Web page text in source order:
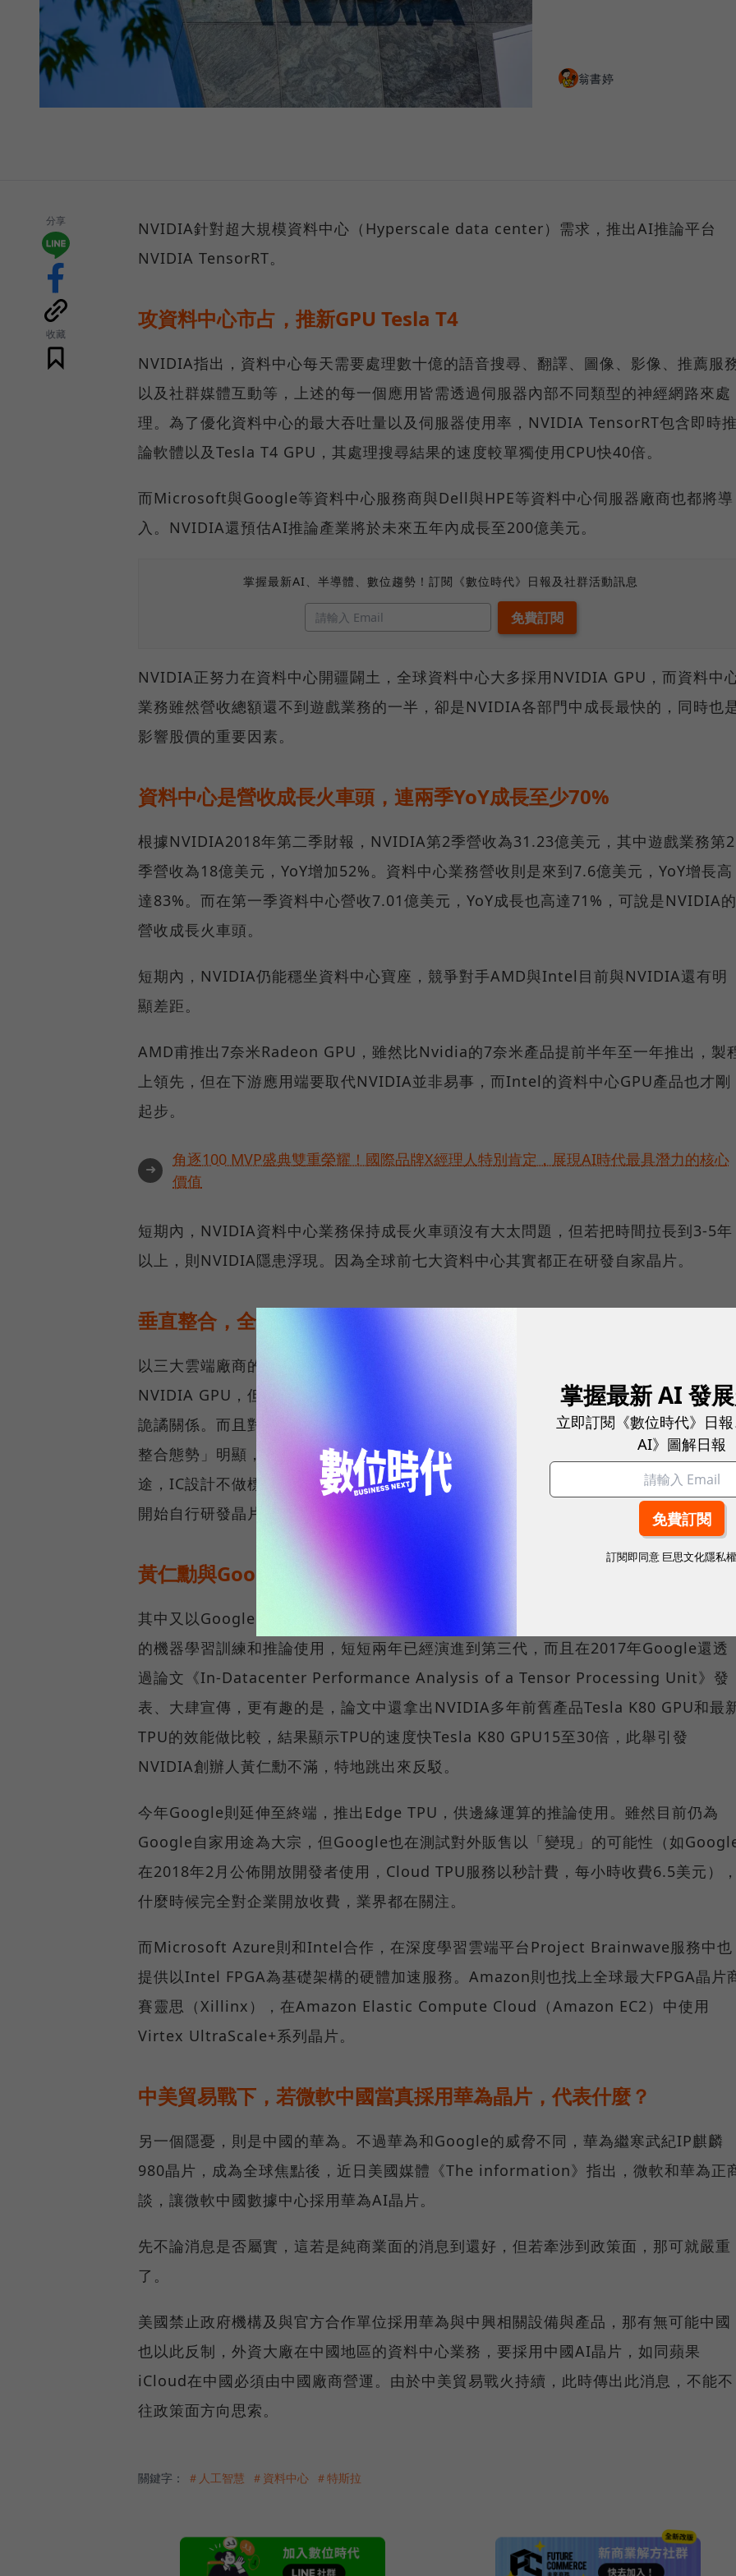
翁書婷
分享
收藏
NVIDIA針對超大規模資料中心（Hyperscale data center）需求，推出AI推論平台
NVIDIA TensorRT。
攻資料中心市占，推新GPU Tesla T4
NVIDIA指出，資料中心每天需要處理數十億的語音搜尋、翻譯、圖像、影像、推薦服
以及社群媒體互動等，上述的每一個應用皆需透過伺服器內部不同類型的神經網路來處
理。為了優化資料中心的最大吞吐量以及伺服器使用率，NVIDIA TensorRT包含即時
論軟體以及Tesla T4 GPU，其處理搜尋結果的速度較單獨使用CPU快40倍。
而Microsoft與Google等資料中心服務商與Dell與HPE等資料中心伺服器廠商也都將導
入。NVIDIA還預估AI推論產業將於未來五年內成長至200億美元。
掌握最新AI、半導體、數位趨勢！訂閱《數位時代》日報及社群活動訊息
NVIDIA正努力在資料中心開疆闢土，全球資料中心大多採用NVIDIA GPU，而資料中
業務雖然營收總額還不到遊戲業務的一半，卻是NVIDIA各部門中成長最快的，同時也
影響股價的重要因素。
資料中心是營收成長火車頭，連兩季YoY成長至少70%
根據NVIDIA2018年第二季財報，NVIDIA第2季營收為31.23億美元，其中遊戲業務第2
季營收為18億美元，YoY增加52%。資料中心業務營收則是來到7.6億美元，YoY增長高
達83%。而在第一季資料中心營收7.01億美元，YoY成長也高達71%，可說是NVIDIA的
營收成長火車頭。
短期內，NVIDIA仍能穩坐資料中心寶座，競爭對手AMD與Intel目前與NVIDIA還有明
顯差距。
AMD甫推出7奈米Radeon GPU，雖然比Nvidia的7奈米產品提前半年至一年推出，製
上領先，但在下游應用端要取代NVIDIA並非易事，而Intel的資料中心GPU產品也才剛
起步。
➜
角逐100 MVP盛典雙重榮耀！國際品牌X經理人特別肯定，展現AI時代最具潛力的核心
價值
短期內，NVIDIA資料中心業務保持成長火車頭沒有大太問題，但若把時間拉長到3-5年
以上，則NVIDIA隱患浮現。因為全球前七大資料中心其實都正在研發自家晶片。
垂直整合，全球前七大資料中心都有「異心」
以三大雲端廠商的Google、Microsoft與Amazon的資料中心來說，目前都採用
NVIDIA GPU，但也都有「異心」，各自研發「非」GPU晶片，彼此保持競爭又合作的
詭譎關係。而且對這些雲端大廠來說，自研晶片不會僅是嘗試，而是一種趨勢，「垂直
整合態勢」明顯，半導體晶片將從一般通用走向「Domain Specific（特定領域）」用
途，IC設計不做標準化產品，而是跟著應用需求做產品。而這也是為什麼這些科技大廠
開始自行研發晶片的主因。
黃仁勳與Google的口水戰
其中又以Google的態度最為明顯，2016首次亮相的ASIC晶片Cloud TPU，供雲端運算
的機器學習訓練和推論使用，短短兩年已經演進到第三代，而且在2017年Google還透
過論文《In-Datacenter Performance Analysis of a Tensor Processing Unit》發
表、大肆宣傳，更有趣的是，論文中還拿出NVIDIA多年前舊產品Tesla K80 GPU和最
TPU的效能做比較，結果顯示TPU的速度快Tesla K80 GPU15至30倍，此舉引發
NVIDIA創辦人黃仁勳不滿，特地跳出來反駁。
今年Google則延伸至終端，推出Edge TPU，供邊緣運算的推論使用。雖然目前仍為
Google自家用途為大宗，但Google也在測試對外販售以「變現」的可能性（如
在2018年2月公佈開放開發者使用，Cloud TPU服務以秒計費，每小時收費6.5美元）
什麼時候完全對企業開放收費，業界都在關注。
而Microsoft Azure則和Intel合作，在深度學習雲端平台Project Brainwave服務中也
提供以Intel FPGA為基礎架構的硬體加速服務。Amazon則也找上全球最大FPGA晶片
賽靈思（Xillinx），在Amazon Elastic Compute Cloud（Amazon EC2）中使用
Virtex UltraScale+系列晶片。
中美貿易戰下，若微軟中國當真採用華為晶片，代表什麼？
另一個隱憂，則是中國的華為。不過華為和Google的威脅不同，華為繼寒武紀IP麒麟
980晶片，成為全球焦點後，近日美國媒體《The information》指出，微軟和華為正
談，讓微軟中國數據中心採用華為AI晶片。
先不論消息是否屬實，這若是純商業面的消息到還好，但若牽涉到政策面，那可就嚴重
了。
美國禁止政府機構及與官方合作單位採用華為與中興相關設備與產品，那有無可能中國
也以此反制，外資大廠在中國地區的資料中心業務，要採用中國AI晶片，如同蘋果
iCloud在中國必須由中國廠商營運。由於中美貿易戰火持續，此時傳出此消息，不能不
往政策面方向思索。
關鍵字： ＃人工智慧 ＃資料中心 ＃特斯拉
掌握最新 AI 發
立即訂閱《數位時代》日
AI》圖解日報
訂閱即同意 巨思文化隱私